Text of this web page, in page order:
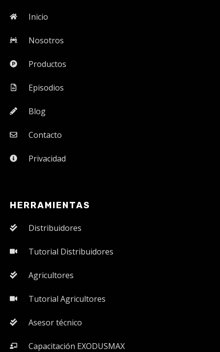
Inicio
Nosotros
Productos
Episodios
Blog
Contacto
Privacidad
HERRAMIENTAS
Distribuidores
Tutorial Distribuidores
Agricultores
Tutorial Agricultores
Asesor técnico
Capacitación EXODUSMAX